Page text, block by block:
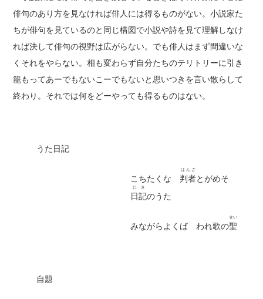
俳句のあり方を見なければ俳人には得るものがない。小説家た
ちが俳句を見ているのと同じ構図で小説や詩を見て理解しなけ
れば決して俳句の視野は広がらない。でも俳人はまず間違いな
くそれをやらない。相も変わらず自分たちのテリトリーに引き
籠もってあーでもないこーでもないと思いつきを言い散らして
終わり。それでは何をどーやっても得るものはない。
うた日記
こちたくな 判者
はんざ
とがめそ
日記
にき
のうた
みながらよくば われ歌の聖
せい
自題